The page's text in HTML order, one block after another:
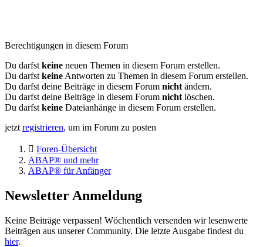
Berechtigungen in diesem Forum
Du darfst keine neuen Themen in diesem Forum erstellen.
Du darfst keine Antworten zu Themen in diesem Forum erstellen.
Du darfst deine Beiträge in diesem Forum nicht ändern.
Du darfst deine Beiträge in diesem Forum nicht löschen.
Du darfst keine Dateianhänge in diesem Forum erstellen.
jetzt registrieren, um im Forum zu posten
Foren-Übersicht
ABAP® und mehr
ABAP® für Anfänger
Newsletter Anmeldung
Keine Beiträge verpassen! Wöchentlich versenden wir lesenwerte
Beiträgen aus unserer Community. Die letzte Ausgabe findest du
hier.